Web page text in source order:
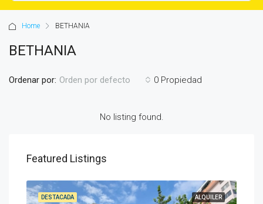
Home BETHANIA
BETHANIA
0 Propiedad
Ordenar por: Orden por defecto
No listing found.
Featured Listings
ALQUILER
DESTACADA